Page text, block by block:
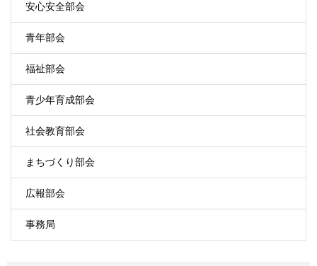
安心安全部会
青年部会
福祉部会
青少年育成部会
社会教育部会
まちづくり部会
広報部会
事務局